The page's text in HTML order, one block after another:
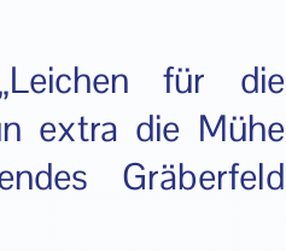
für die
extra die Mühe
Gräberfeld